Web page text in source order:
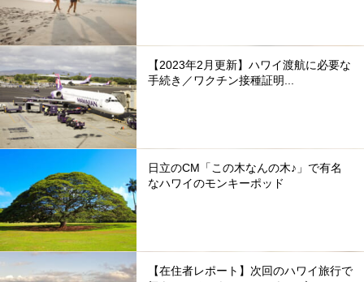
【2023年2月更新】ハワイ渡航に必要な
手続き／ワクチン接種証明...
日立のCM「この木なんの木♪」で有名
なハワイのモンキーポッド
【在住者レポート】次回のハワイ旅行で